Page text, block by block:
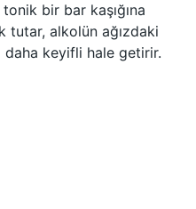
bir bar kaşığına
tutar, alkolün ağızdaki
keyifli hale getirir.